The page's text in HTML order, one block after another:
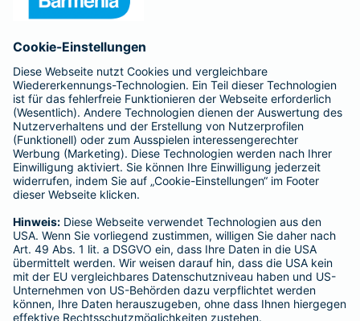
Barmenia ist Teil der BarmeniaGothaer
BELIEBTE SEITEN
Kranken-Zusatzversicherung
Tierversicherungen
Haftpflichtversicherung
Hausratversicherung
Adresse ändern
Schaden melden
Kilometerstandsmeldung
Serviceübersicht